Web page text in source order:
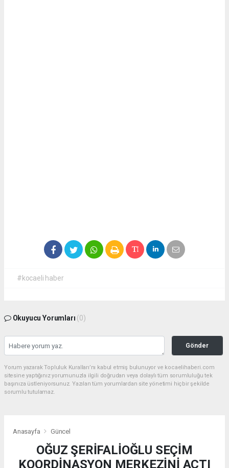
#kocaeli haber
Okuyucu Yorumları (0)
Gönder
Yorum yazarak Topluluk Kuralları’nı kabul etmiş bulunuyor ve kocaelihaberi.com
sitesine yaptığınız yorumunuzla ilgili doğrudan veya dolaylı tüm sorumluluğu tek
başınıza üstleniyorsunuz. Yazılan tüm yorumlardan site yönetimi hiçbir şekilde
sorumlu tutulamaz.
Anasayfa Güncel
OĞUZ ŞERİFALİOĞLU SEÇİM
KOORDİNASYON MERKEZİNİ AÇTI